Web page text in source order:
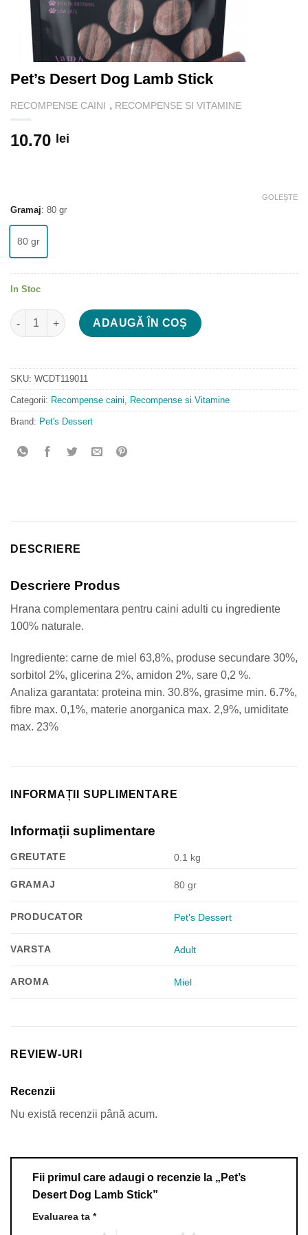
Pet’s Desert Dog Lamb Stick
RECOMPENSE CAINI , RECOMPENSE SI VITAMINE
10.70 lei
Gramaj: 80 gr
80 gr
GOLEȘTE
In Stoc
Cantitate Pet's Desert Dog Lamb Stick
ADAUGĂ ÎN COȘ
SKU: WCDT119011
Categorii: Recompense caini Recompense si Vitamine
Brand: Pet's Dessert
DESCRIERE
Descriere Produs
Hrana complementara pentru caini adulti cu ingrediente
100% naturale.
Ingrediente: carne de miel 63,8%, produse secundare 30%,
sorbitol 2%, glicerina 2%, amidon 2%, sare 0,2 %.
Analiza garantata: proteina min. 30.8%, grasime min. 6.7%,
fibre max. 0,1%, materie anorganica max. 2,9%, umiditate
max. 23%
INFORMAȚII SUPLIMENTARE
Informații suplimentare
GREUTATE 0.1 kg
GRAMAJ 80 gr
PRODUCATOR Pet's Dessert
VARSTA Adult
AROMA Miel
REVIEW-URI
Recenzii
Nu există recenzii până acum.
Fii primul care adaugi o recenzie la „Pet’s
Desert Dog Lamb Stick”
Evaluarea ta *